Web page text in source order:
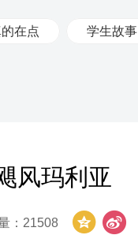
在点 学生故事
风玛利亚
： 21508